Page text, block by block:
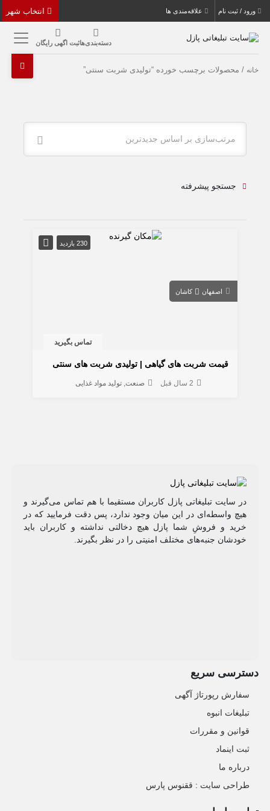
ورود / ثبت نام علاقه‌مندی ها
دسته‌بندی‌هاثبت اگهی رایگان
خانه / محصولات برچسب خورده “تولیدی شربت سنتی”
مرتب‌سازی بر اساس جدیدترین
جستجو پیشرفته
230 بازدید
اصفهان کاشان
تماس بگیرید
قیمت شربت های گیاهی | تولیدی شربت های سنتی
2 سال قبل صنعت تولید مواد غذایی
در سایت تبلیغاتی پازل کاربران مستقیما با هم تماس می‌گیرند و
هیچ واسطه‌ای در این میان وجود ندارد، پس دقت فرمایید که در
خرید و فروشِ شما پازل هیچ دخالتی نداشته و کاربران باید
خودشان جنبه‌های مختلف امنیتی را در نظر بگیرند.
دسترسی سریع
سفارش رپورتاژ آگهی
تبلیغات انبوه
قوانین و مقررات
ثبت اینماد
درباره ما
طراحی سایت : ققنوس پارس